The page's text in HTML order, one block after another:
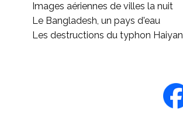
Images aériennes de villes la nuit
Le Bangladesh, un pays d'eau
Les destructions du typhon Haiyan